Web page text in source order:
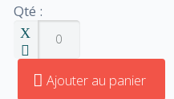
Qté :
Ajouter au panier